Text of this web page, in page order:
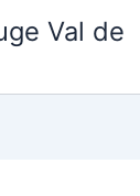
Val de